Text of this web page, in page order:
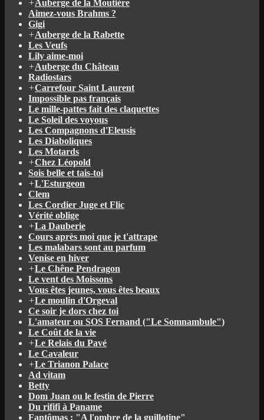
+Auberge de la Moutière
Aimez-vous Brahms ?
Gigi
+Auberge de la Rabette
Les Veufs
Lily aime-moi
+Auberge du Château
Radiostars
+Carrefour Saint Laurent
Impossible pas français
Le mille-pattes fait des claquettes
Le Soleil des voyous
Les Compagnons d'Eleusis
Les Diaboliques
Les Motards
+Chez Léopold
Sois belle et tais-toi
+L'Esturgeon
Clem
Les Cordier Juge et Flic
Vérité oblige
+La Dauberie
Cours après moi que je t'attrape
Les malabars sont au parfum
Venise en hiver
+Le Chêne Pendragon
Le vent des Moissons
Vous êtes jeunes, vous êtes beaux
+Le moulin d'Orgeval
Ce soir je dors chez toi
L'amateur ou SOS Fernand ("Le Somnambule")
Le Coût de la vie
+Le Relais du Pavé
Le Cavaleur
+Le Trianon Palace
Ad vitam
Betty
Dom Juan ou le festin de Pierre
Du rififi à Paname
Fantômas : "A l'ombre de la guillotine"